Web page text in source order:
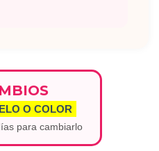
O COLOR
para cambiarlo